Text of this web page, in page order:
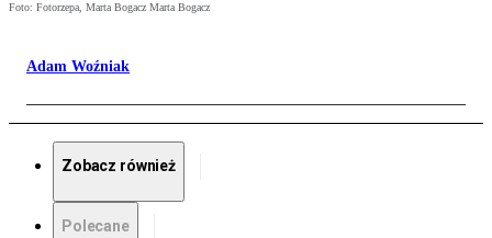
Foto: Fotorzepa, Marta Bogacz Marta Bogacz
Adam Woźniak
Zobacz również
Polecane